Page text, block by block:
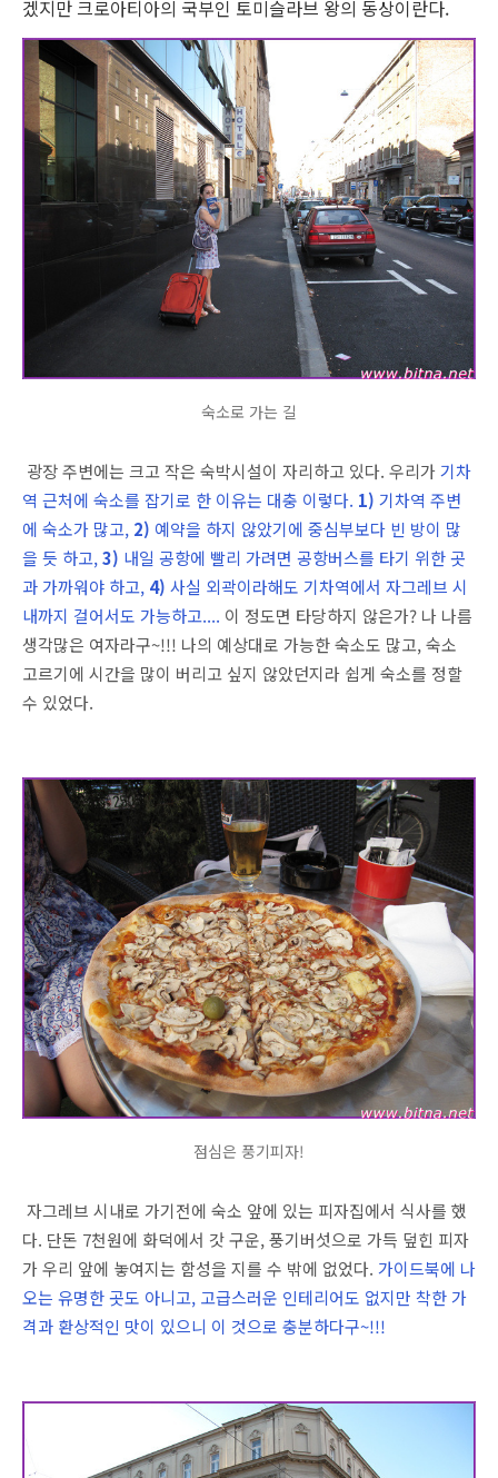
겠지만 크로아티아의 국부인 토미슬라브 왕의 동상이란다.
숙소로 가는 길
광장 주변에는 크고 작은 숙박시설이 자리하고 있다. 우리가기차
역 근처에 숙소를 잡기로 한 이유는 대충 이렇다. 1) 기차역 주변
에 숙소가 많고, 2) 예약을 하지 않았기에 중심부보다 빈 방이 많
을 듯 하고,3) 내일 공항에 빨리 가려면 공항버스를 타기 위한 곳
과 가까워야 하고, 4) 사실 외곽이라해도 기차역에서 자그레브 시
내까지 걸어서도 가능하고.... 이 정도면 타당하지 않은가? 나 나름
생각많은 여자라구~!!! 나의 예상대로 가능한 숙소도 많고, 숙소
고르기에 시간을 많이 버리고 싶지 않았던지라 쉽게 숙소를 정할
수 있었다.
점심은 풍기피자!
자그레브 시내로 가기전에 숙소 앞에 있는 피자집에서 식사를 했
다. 단돈 7천원에 화덕에서 갓 구운, 풍기버섯으로 가득 덮힌 피자
가 우리 앞에 놓여지는 함성을 지를 수 밖에 없었다. 가이드북에 나
오는 유명한 곳도 아니고, 고급스러운 인테리어도 없지만 착한 가
격과 환상적인 맛이 있으니 이 것으로 충분하다구~!!!